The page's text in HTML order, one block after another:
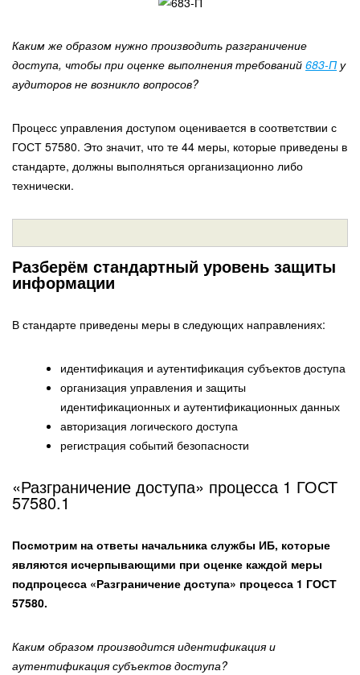
Каким же образом нужно производить разграничение
доступа, чтобы при оценке выполнения требований 683-П у
аудиторов не возникло вопросов?
Процесс управления доступом оценивается в соответствии с
ГОСТ 57580. Это значит, что те 44 меры, которые приведены в
стандарте, должны выполняться организационно либо
технически.
Разберём стандартный уровень защиты
информации
В стандарте приведены меры в следующих направлениях:
идентификация и аутентификация субъектов доступа
организация управления и защиты
идентификационных и аутентификационных данных
авторизация логического доступа
регистрация событий безопасности
«Разграничение доступа» процесса 1 ГОСТ
57580.1
Посмотрим на ответы начальника службы ИБ, которые
являются исчерпывающими при оценке каждой меры
подпроцесса «Разграничение доступа» процесса 1 ГОСТ
57580.
Каким образом производится идентификация и
аутентификация субъектов доступа?